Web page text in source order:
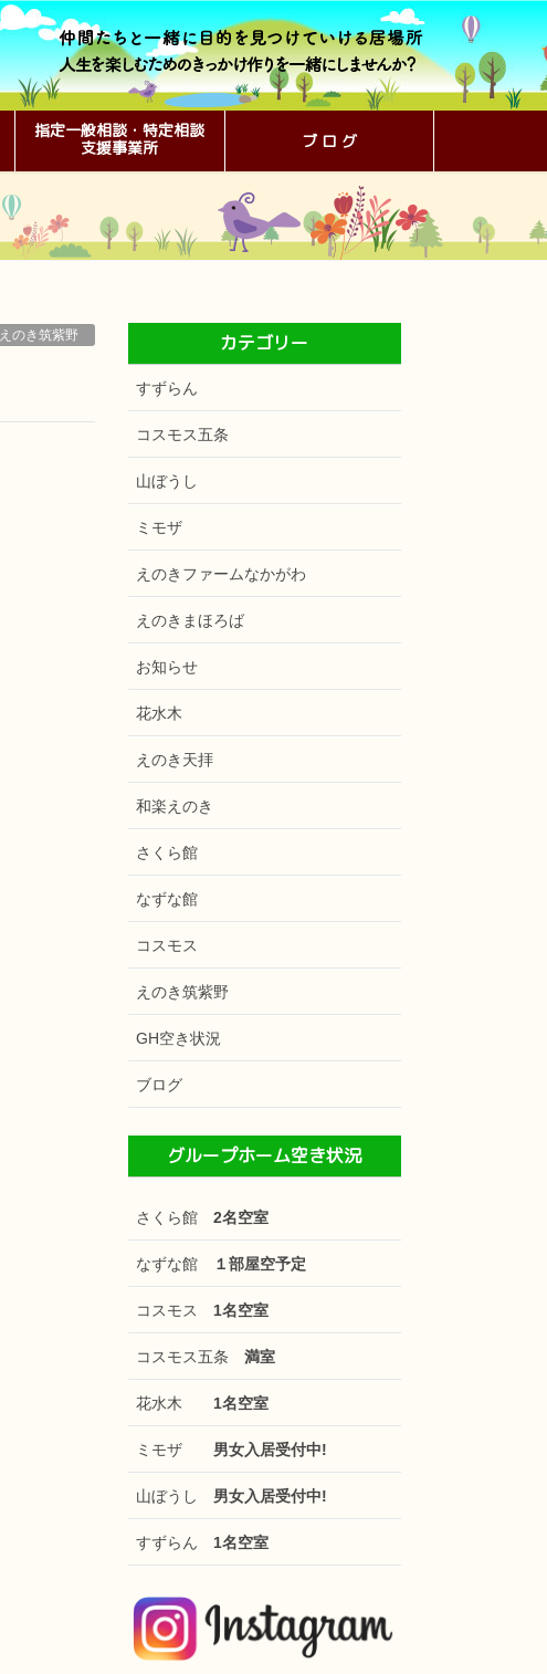
指定一般相談・特定相談
支援事業所
ブ ロ グ
えのき筑紫野 カテゴリー
すずらん
コスモス五条
山ぼうし
ミモザ
えのきファームなかがわ
えのきまほろば
お知らせ
花水木
えのき天拝
和楽えのき
さくら館
なずな館
コスモス
えのき筑紫野
GH空き状況
ブログ
グループホーム空き状況
さくら館 2名空室
なずな館 １部屋空予定
コスモス 1名空室
コスモス五条 満室
花水木 1名空室
ミモザ 男女入居受付中!
山ぼうし 男女入居受付中!
すずらん 1名空室